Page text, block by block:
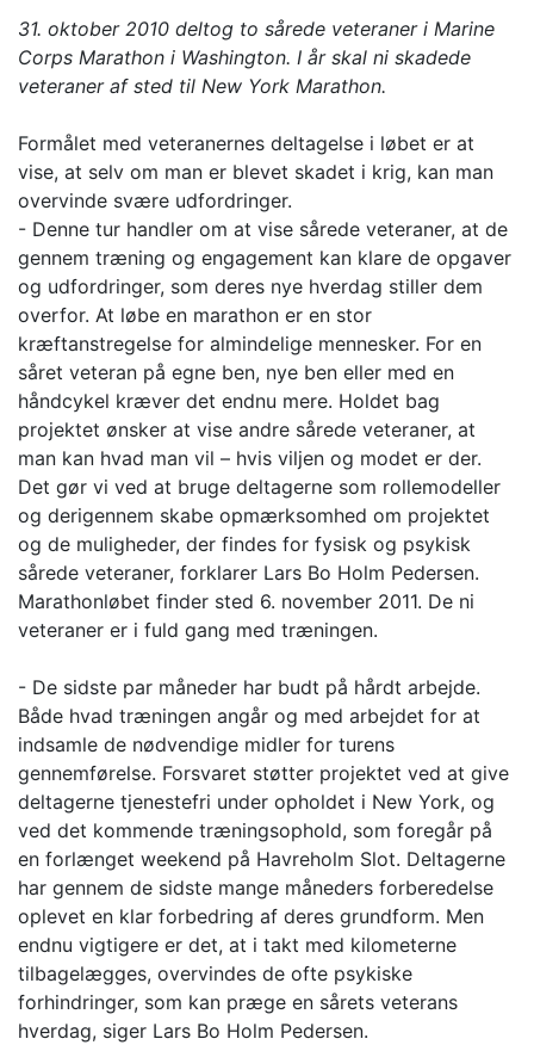
31. oktober 2010 deltog to sårede veteraner i Marine
Corps Marathon i Washington. I år skal ni skadede
veteraner af sted til New York Marathon.
Formålet med veteranernes deltagelse i løbet er at
vise, at selv om man er blevet skadet i krig, kan man
overvinde svære udfordringer.
- Denne tur handler om at vise sårede veteraner, at de
gennem træning og engagement kan klare de opgaver
og udfordringer, som deres nye hverdag stiller dem
overfor. At løbe en marathon er en stor
kræftanstregelse for almindelige mennesker. For en
såret veteran på egne ben, nye ben eller med en
håndcykel kræver det endnu mere. Holdet bag
projektet ønsker at vise andre sårede veteraner, at
man kan hvad man vil – hvis viljen og modet er der.
Det gør vi ved at bruge deltagerne som rollemodeller
og derigennem skabe opmærksomhed om projektet
og de muligheder, der findes for fysisk og psykisk
sårede veteraner, forklarer Lars Bo Holm Pedersen.
Marathonløbet finder sted 6. november 2011. De ni
veteraner er i fuld gang med træningen.
- De sidste par måneder har budt på hårdt arbejde.
Både hvad træningen angår og med arbejdet for at
indsamle de nødvendige midler for turens
gennemførelse. Forsvaret støtter projektet ved at give
deltagerne tjenestefri under opholdet i New York, og
ved det kommende træningsophold, som foregår på
en forlænget weekend på Havreholm Slot. Deltagerne
har gennem de sidste mange måneders forberedelse
oplevet en klar forbedring af deres grundform. Men
endnu vigtigere er det, at i takt med kilometerne
tilbagelægges, overvindes de ofte psykiske
forhindringer, som kan præge en sårets veterans
hverdag, siger Lars Bo Holm Pedersen.